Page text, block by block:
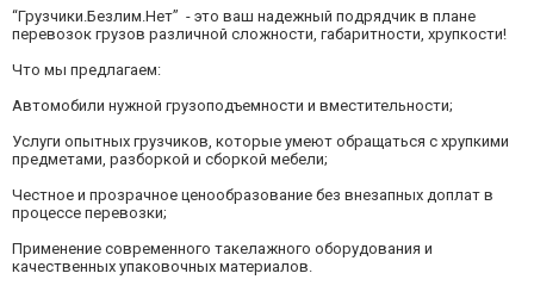
“Грузчики.Безлим.Нет” - это ваш надежный подрядчик в плане
перевозок грузов различной сложности, габаритности, хрупкости!
Что мы предлагаем:
Автомобили нужной грузоподъемности и вместительности;
Услуги опытных грузчиков, которые умеют обращаться с хрупкими
предметами, разборкой и сборкой мебели;
Честное и прозрачное ценообразование без внезапных доплат в
процессе перевозки;
Применение современного такелажного оборудования и
качественных упаковочных материалов.